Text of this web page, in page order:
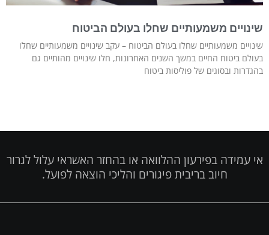
שינויים משמעותיים שחלו בעולם הביטוח
שינויים משמעותיים שחלו בעולם הביטוח – עקב שינויים משמעותיים שחלו
בעולם ביטוח החיים במשך השנים האחרונות, חלו שינויים מהותיים גם
בהגדרות ובסוגים של פוליסות ביטוח
אי עמידה בפירעון ההלוואה או בהחזר האשראי עלול לגרור
חיוב בריבית פיגורים והליכי הוצאה לפועל.